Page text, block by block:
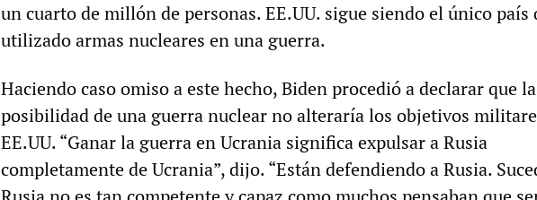
un cuarto de millón de personas. EE.UU. sigue siendo el único país
utilizado armas nucleares en una guerra.
Haciendo caso omiso a este hecho, Biden procedió a declarar que la
posibilidad de una guerra nuclear no alteraría los objetivos
EE.UU. “Ganar la guerra en Ucrania significa expulsar a Rusia
completamente de Ucrania”, dijo. “Están defendiendo a Rusia.